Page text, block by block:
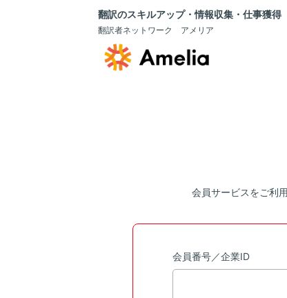
翻訳のスキルアップ・情報収集・仕事獲得
翻訳者ネットワーク アメリア
会員サービスをご利
会員番号／企業ID